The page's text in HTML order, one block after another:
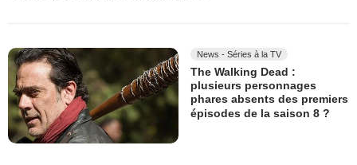
News - Séries à la TV
The Walking Dead :
plusieurs personnages
phares absents des premiers
épisodes de la saison 8 ?